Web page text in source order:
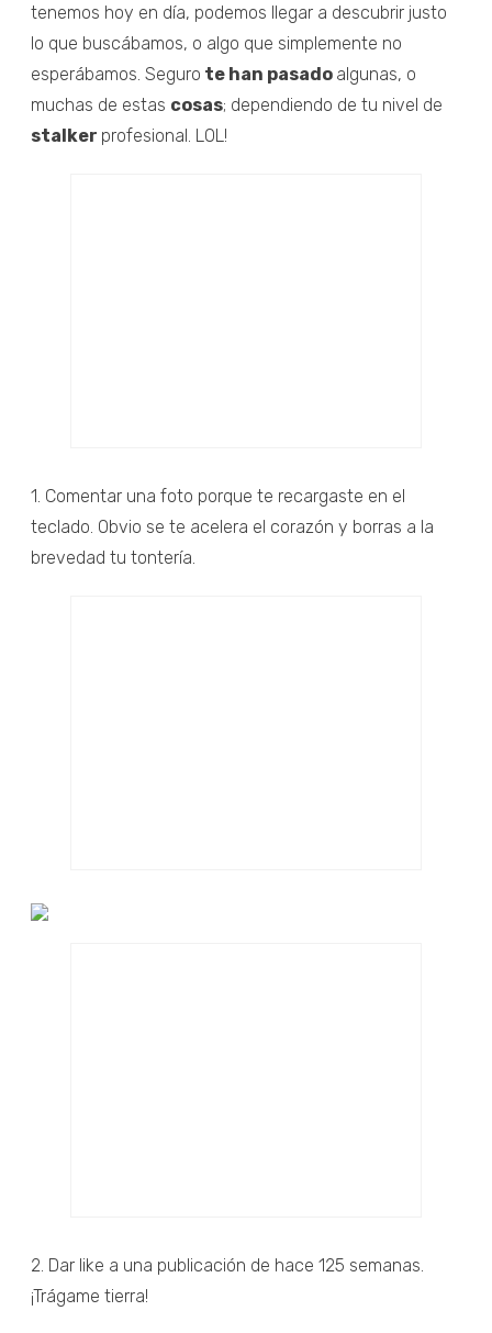
tenemos hoy en día, podemos llegar a descubrir justo
lo que buscábamos, o algo que simplemente no
esperábamos. Seguro te han pasado algunas, o
muchas de estas cosas; dependiendo de tu nivel de
stalker profesional. LOL!
1. Comentar una foto porque te recargaste en el
teclado. Obvio se te acelera el corazón y borras a la
brevedad tu tontería.
2. Dar like a una publicación de hace 125 semanas.
¡Trágame tierra!